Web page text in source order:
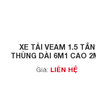
XE TẢI VEAM 1.5 TẤN
THÙNG DÀI 6M1 CAO
(VEAM VT260SL)
Giá: LIÊN HỆ